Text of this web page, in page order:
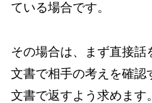
ている場合です。
その場合は、まず直接話
文書で相手の考えを確認
文書で返すよう求めます。